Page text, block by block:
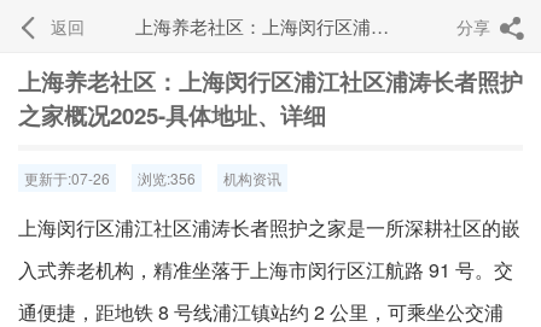
 返回 上海养老社区：上海闵行区浦江社区浦涛长者照护之家概况2025-具体地址、详细 分享 
上海养老社区：上海闵行区浦江社区浦涛长者照护
之家概况2025-具体地址、详细
更新于:07-26 浏览:356 机构资讯
上海闵行区浦江社区浦涛长者照护之家是一所深耕社区的嵌
入式养老机构，精准坐落于上海市闵行区江航路 91 号。交
通便捷，距地铁 8 号线浦江镇站约 2 公里，可乘坐公交浦